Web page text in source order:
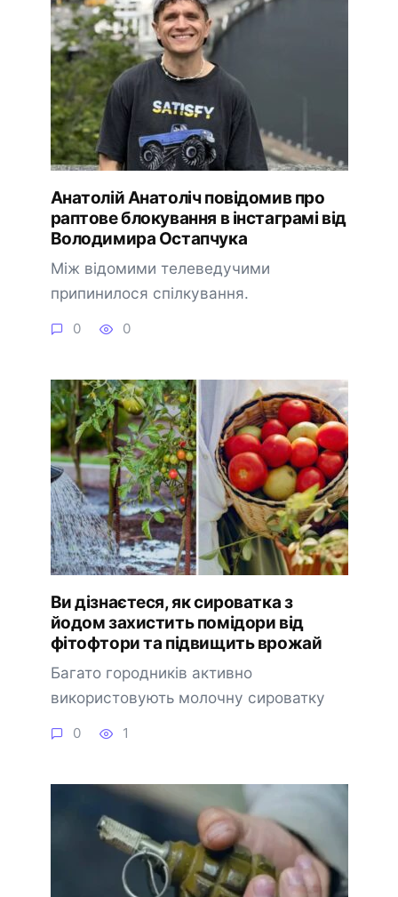
Анатолій Анатоліч повідомив про
раптове блокування в інстаграмі від
Володимира Остапчука
Між відомими телеведучими
припинилося спілкування.
0 0
Ви дізнаєтеся, як сироватка з
йодом захистить помідори від
фітофтори та підвищить врожай
Багато городників активно
використовують молочну сироватку
0 1